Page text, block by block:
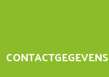
CONTACTGEGEVENS